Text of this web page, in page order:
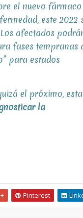
el nuevo fármaco
este 2022
afectados
fases tempranas
para estados
el próximo,
la
Pinterest